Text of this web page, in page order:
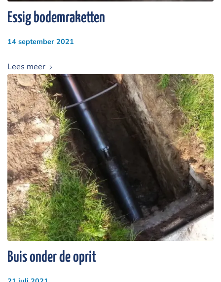
Essig bodemraketten
14 september 2021
Lees meer
Buis onder de oprit